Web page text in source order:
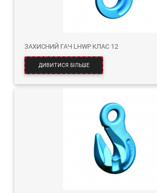
ЗАХИСНИЙ ГАЧ LHWP КЛАС 12
ДИВИТИСЯ БІЛЬШЕ